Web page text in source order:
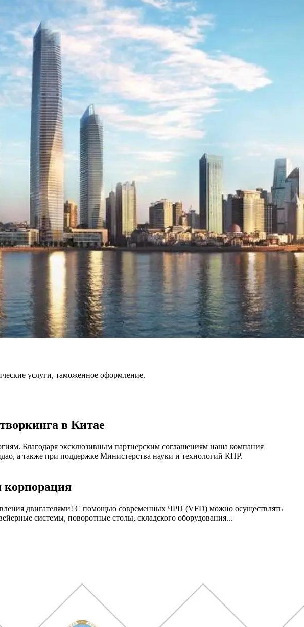
услуги, таможенное оформление.
в Китае
Благодаря эксклюзивным партнерским соглашениям наша компания
а также при поддержке Министерства науки и технологий КНР.
корпорация
двигателями! С помощью современных ЧРП (VFD) можно осуществлять
системы, поворотные столы, складского оборудования...